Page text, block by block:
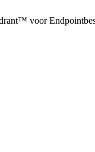
voor